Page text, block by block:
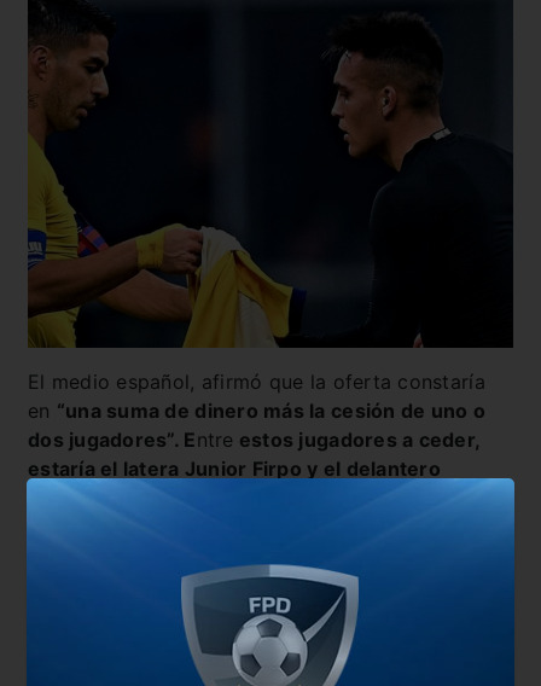
El medio español, afirmó que la oferta constaría
en “una suma de dinero más la cesión de uno o
dos jugadores”. Entre estos jugadores a ceder,
estaría el latera Junior Firpo y el delantero
uruguayo Luis Suárez.
Aunque, que el pase de